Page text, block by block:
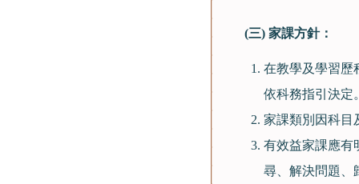
(三) 家課方針：
在教學及學習歷
依科務指引決定
家課類別因科目
有效益家課應有
尋、解決問題、